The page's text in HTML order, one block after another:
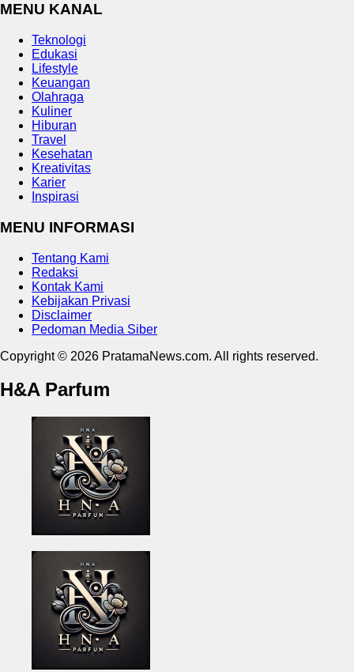
MENU KANAL
Teknologi
Edukasi
Lifestyle
Keuangan
Olahraga
Kuliner
Hiburan
Travel
Kesehatan
Kreativitas
Karier
Inspirasi
MENU INFORMASI
Tentang Kami
Redaksi
Kontak Kami
Kebijakan Privasi
Disclaimer
Pedoman Media Siber
Copyright © 2026 PratamaNews.com. All rights reserved.
H&A Parfum